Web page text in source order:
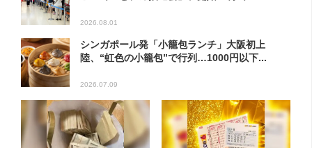
2026.08.01
シンガポール発「小籠包ランチ」大阪初上
陸、“虹色の小籠包”で行列…1000円以下...
2026.07.09